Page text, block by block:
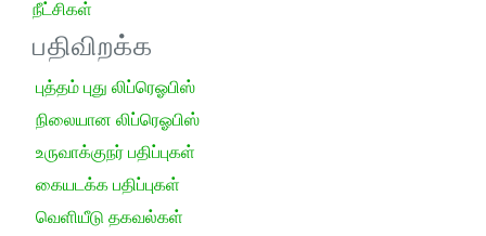
நீட்சிகள்
பதிவிறக்க
புத்தம் புது லிப்ரெஓபிஸ்
நிலையான லிப்ரெஓபிஸ்
உருவாக்குநர் பதிப்புகள்
கையடக்க பதிப்புகள்
வெளியீடு தகவல்கள்